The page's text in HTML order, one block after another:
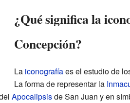
¿Qué significa la
Concepción?
La iconografíaes el estudio de
La forma de representar la
Apocalipsisde San Juan y en